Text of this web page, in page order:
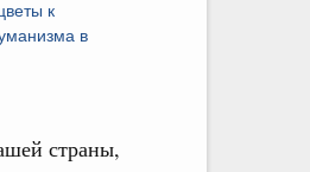
к
в
страны,